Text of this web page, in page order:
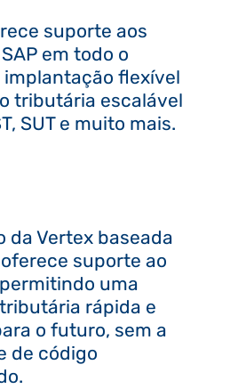
suporte aos
em todo o
flexível
tributária escalável
SUT e muito mais.
da Vertex baseada
oferece suporte ao
uma
rápida e
o futuro, sem a
de código